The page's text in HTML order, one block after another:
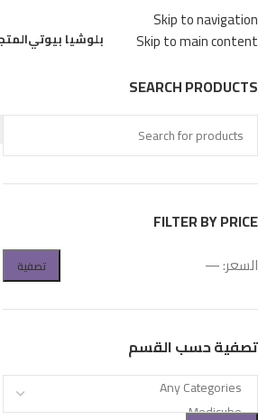
Skip to navigation
Skip to main content
بلوشيا بيوتي
SEARCH PRODUCTS
FILTER BY PRICE
تصفية السعر:—
تصفية حسب القسم